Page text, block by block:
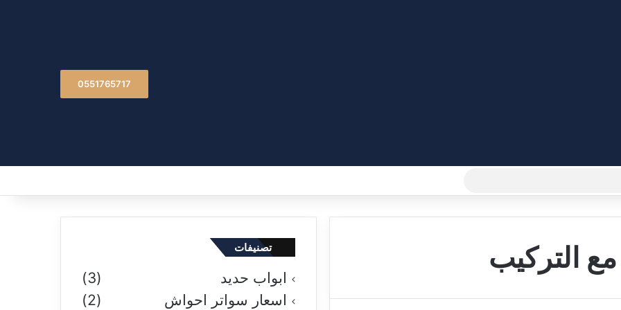
0551765717
التركيب تصنيفات
ابواب حديد
(3)
اسعار سواتر احواش
(2)